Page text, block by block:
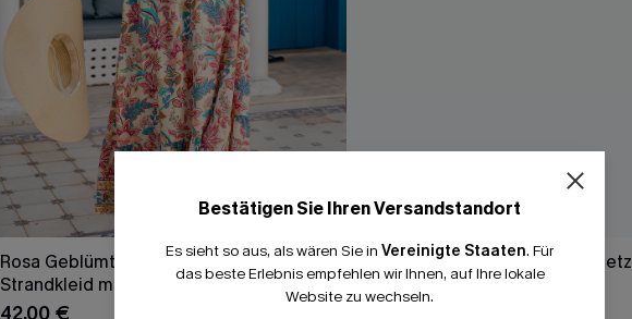
Rosa Geblümtes Ärmelloses Maxi-
Strandkleid mit hohem Ausschnitt
42,00 €
Schwarzer Hoher Ausschnitt Netz
Bauchweg-Badeanzug
Bestätigen Sie Ihren Versandstandort
Es sieht so aus, als wären Sie in Vereinigte Staaten. Für
das beste Erlebnis empfehlen wir Ihnen, auf Ihre lokale
Website zu wechseln.